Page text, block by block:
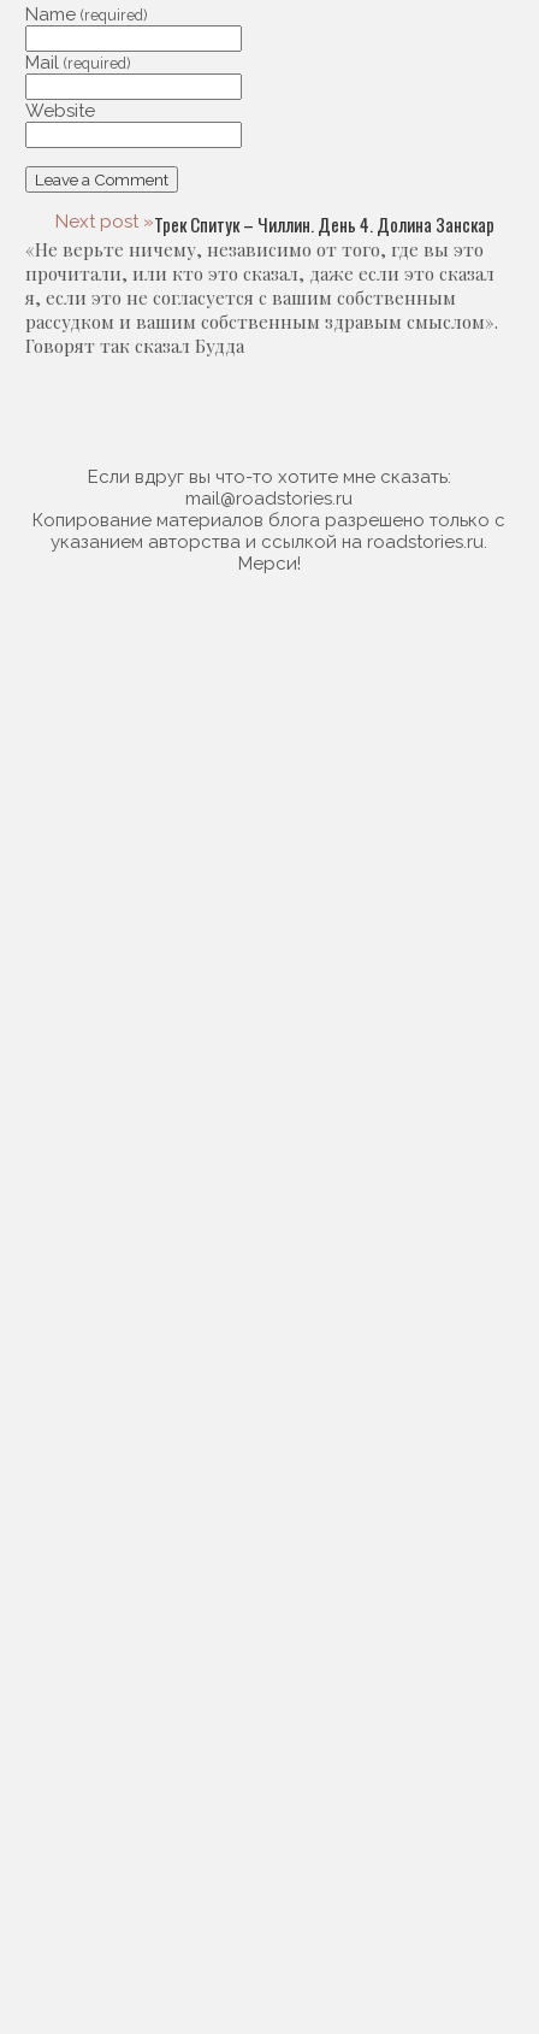
Name (required)
Mail (required)
Website
Next post »Трек Спитук – Чиллин. День 4. Долина Занскар
«Не верьте ничему, независимо от того, где вы это
прочитали, или кто это сказал, даже если это сказал
я, если это не согласуется с вашим собственным
рассудком и вашим собственным здравым смыслом».
Говорят так сказал Будда
Если вдруг вы что-то хотите мне сказать:
mail@roadstories.ru
Копирование материалов блога разрешено только с
указанием авторства и ссылкой на roadstories.ru.
Мерси!